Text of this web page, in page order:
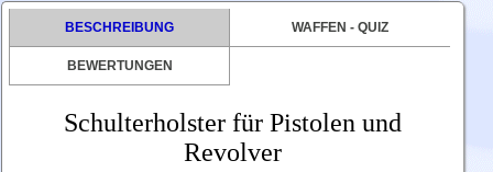
BESCHREIBUNG WAFFEN - QUIZ
BEWERTUNGEN
Schulterholster für Pistolen und
Revolver